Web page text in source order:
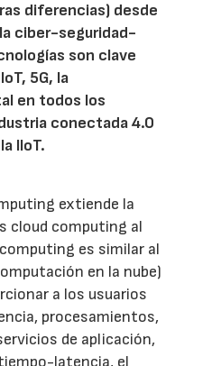
diferencias) desde
ciber-seguridad-
son clave
5G, la
en todos los
conectada 4.0
IIoT.
extiende la
cloud computing al
es similar al
en la nube)
a los usuarios
procesamientos,
de aplicación,